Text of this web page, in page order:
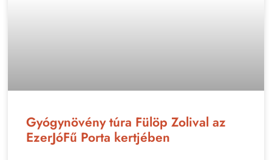
Gyógynövény túra Fülöp Zolival az
EzerJóFű Porta kertjében